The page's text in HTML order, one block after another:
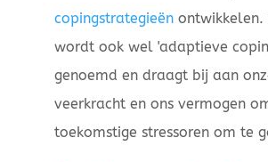
copingstrategieënontwikkelen.
wordt ook wel 'adaptieve
genoemd en draagt bij aan
veerkracht en ons vermogen
toekomstige stressoren om te